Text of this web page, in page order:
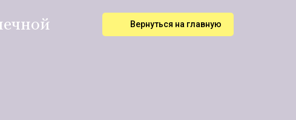
Вернуться на главную